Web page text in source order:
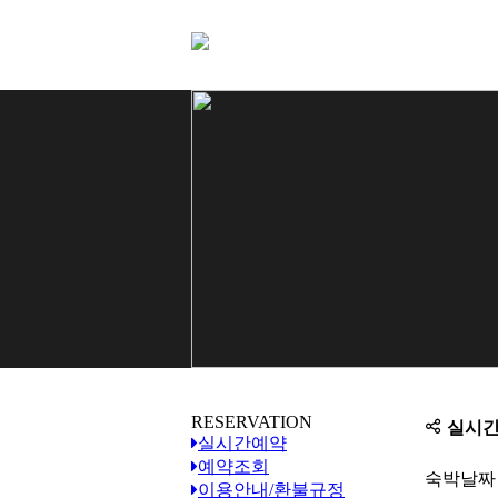
RESERVATION
실시간예약
예약조회
이용안내/환불규정
실시
숙박날